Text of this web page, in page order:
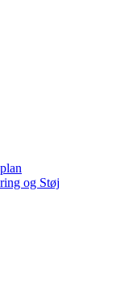
og Støj